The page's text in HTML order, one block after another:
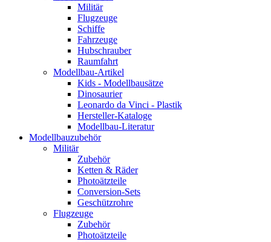
Militär
Flugzeuge
Schiffe
Fahrzeuge
Hubschrauber
Raumfahrt
Modellbau-Artikel
Kids - Modellbausätze
Dinosaurier
Leonardo da Vinci - Plastik
Hersteller-Kataloge
Modellbau-Literatur
Modellbauzubehör
Militär
Zubehör
Ketten & Räder
Photoätzteile
Conversion-Sets
Geschützrohre
Flugzeuge
Zubehör
Photoätzteile